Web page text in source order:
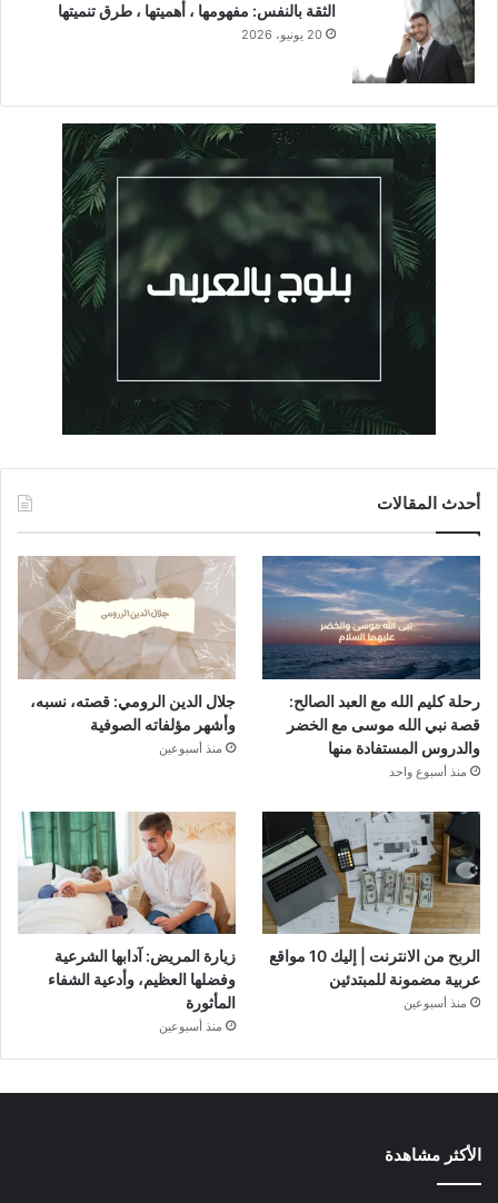
الثقة بالنفس: مفهومها ، أهميتها ، طرق تنميتها
20 يونيو، 2026
أحدث المقالات
رحلة كليم الله مع العبد الصالح:
قصة نبي الله موسى مع الخضر
والدروس المستفادة منها
منذ أسبوع واحد
جلال الدين الرومي: قصته، نسبه،
وأشهر مؤلفاته الصوفية
منذ أسبوعين
الربح من الانترنت | إليك 10 مواقع
عربية مضمونة للمبتدئين
منذ أسبوعين
زيارة المريض: آدابها الشرعية
وفضلها العظيم، وأدعية الشفاء
المأثورة
منذ أسبوعين
الأكثر مشاهدة